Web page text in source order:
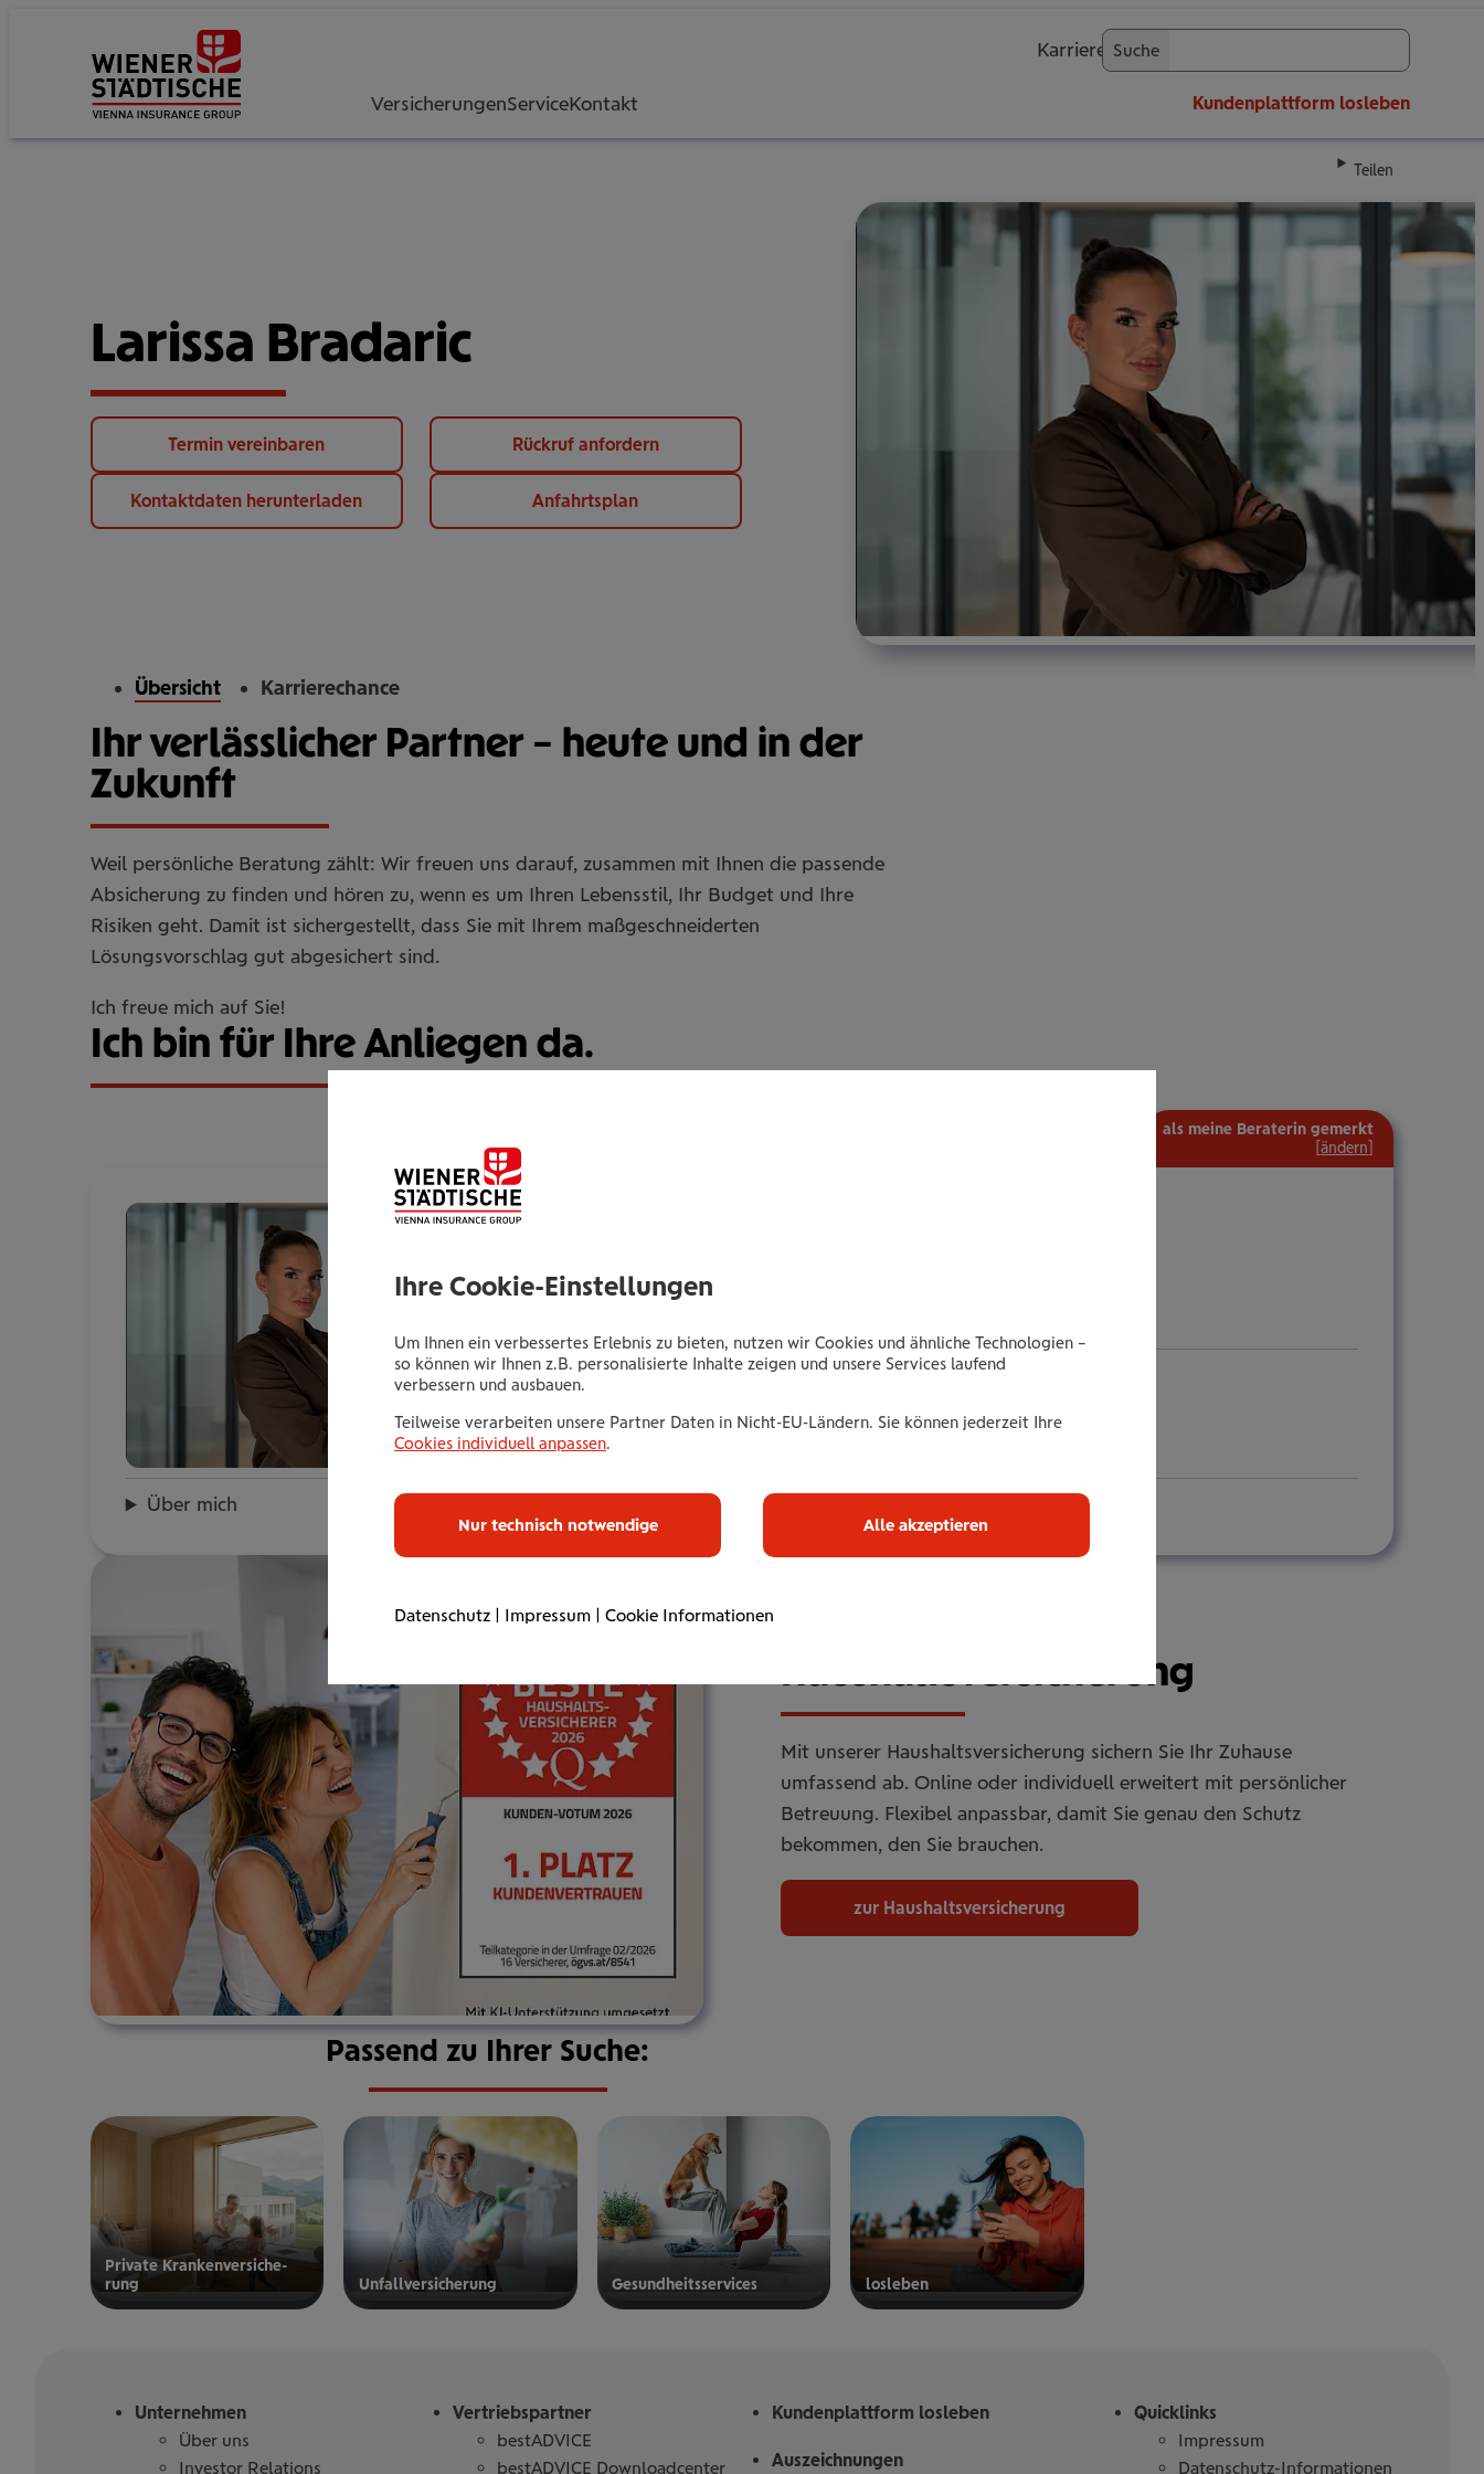
VersicherungenServiceKontakt
Karriere Suche
Kundenplattform losleben
Teilen
Larissa Bradaric
Termin vereinbaren Rückruf anfordern
Kontaktdaten herunterladen Anfahrtsplan
Übersicht Karrierechance
Ihr verlässlicher Partner – heute und in der
Zukunft
Weil persönliche Beratung zählt: Wir freuen uns darauf, zusammen mit Ihnen die passende
Absicherung zu finden und hören zu, wenn es um Ihren Lebensstil, Ihr Budget und Ihre
Risiken geht. Damit ist sichergestellt, dass Sie mit Ihrem maßgeschneiderten
Lösungsvorschlag gut abgesichert sind.
Ich freue mich auf Sie!
Ich bin für Ihre Anliegen da.
Obere Donaustraße 49-51
1020 Wien
Tel.:+435035024869
E-Mail:
Über mich
als meine Beraterin gemerkt
[ändern
Haus­halts­ver­si­che­rung
Mit unserer Haushaltsversicherung sichern Sie Ihr Zuhause
umfassend ab. Online oder individuell erweitert mit persönlicher
Betreuung. Flexibel anpassbar, damit Sie genau den Schutz
bekommen, den Sie brauchen.
zur Haushaltsversicherung
Passend zu Ihrer Suche:
Private Kran­ken­­­ver­si­che­
rung
zur privaten
Unfall­ver­si­che­rung Gesund­heits­ser­vices los­le­ben
Unternehmen
Über uns
Investor Relations
Vertriebspartner
bestADVICE
bestADVICE Downloadcenter
Kundenplattform losleben
Auszeichnungen
Quicklinks
Impressum
Datenschutz-Informationen
Ihre Cookie-Einstellungen
Um Ihnen ein verbessertes Erlebnis zu bieten, nutzen wir Cookies und ähnliche Technologien –
so können wir Ihnen z.B. personalisierte Inhalte zeigen und unsere Services laufend
verbessern und ausbauen.
Teilweise verarbeiten unsere Partner Daten in Nicht-EU-Ländern. Sie können jederzeit Ihre
Cookies individuell anpassen.
Nur technisch notwendige Alle akzeptieren
Datenschutz | Impressum | Cookie Informationen